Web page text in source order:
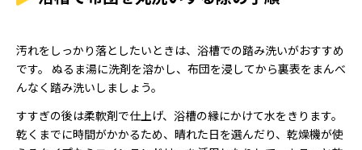
汚れをしっかり落としたいときは、浴槽での踏み洗いがおすすめ
です。 ぬるま湯に洗剤を溶かし、布団を浸してから裏表をまんべ
んなく踏み洗いしましょう。
すすぎの後は柔軟剤で仕上げ、浴槽の縁にかけて水をきります。
乾くまでに時間がかかるため、晴れた日を選んだり、乾燥機が使